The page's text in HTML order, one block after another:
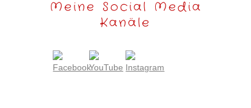
Meine Social Media
Kanäle